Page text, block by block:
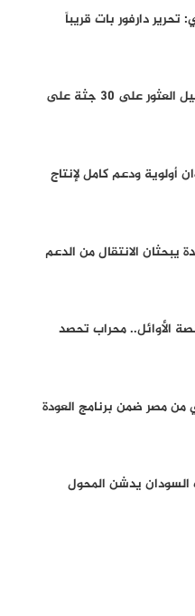
تحرير دارفور بات قريباً
شهود يكشفون تفاصيل العثور على 30 جثة على
أولوية ودعم كامل لإنتاج
يبحثان الانتقال من الدعم
الأوائل.. محراب تحصد
سوداني من مصر ضمن برنامج العودة
السودان يدشن المحول